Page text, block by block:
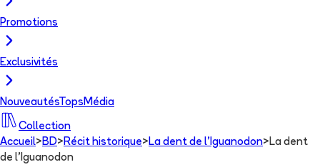
Promotions
Exclusivités
NouveautésTops Média
Collection
Accueil> BD> Récit historique> La dent de l'Iguanodon> La dent
de l'Iguanodon